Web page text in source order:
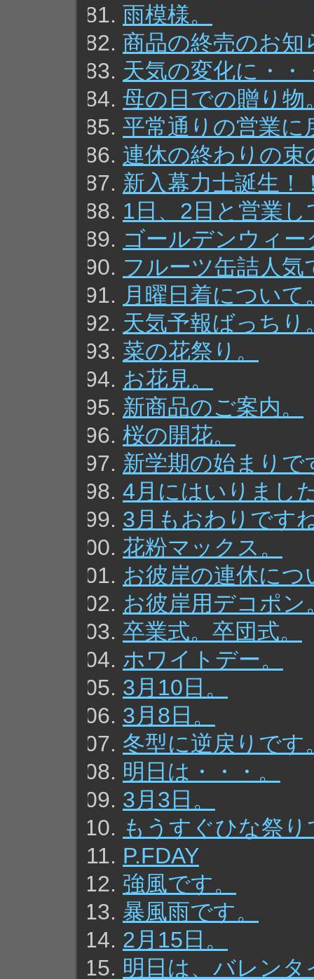
雨模様。
商品の終売のお知
天気の変化に・・
母の日での贈り物
平常通りの営業に
連休の終わりの束
新入幕力士誕生！
1日、2日と営業
ゴールデンウィ
フルーツ缶詰人気
月曜日着について
天気予報ばっちり
菜の花祭り。
お花見。
新商品のご案内。
桜の開花。
新学期の始まりで
4月にはいりまし
3月もおわりです
花粉マックス。
お彼岸の連休につ
お彼岸用デコポン
卒業式。卒団式。
ホワイトデー。
3月10日。
3月8日。
冬型に逆戻りです
明日は・・・。
3月3日。
もうすぐひな祭り
P.FDAY
強風です。
暴風雨です。
2月15日。
明日は、バレンタ